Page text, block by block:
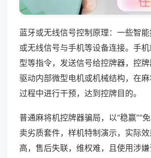
蓝牙或无线信号控制原理：一些智
或无线信号与手机等设备连接。手
型等指令，发送信号给控牌器，控
驱动内部微型电机或机械结构，在
过程中进行干预，达到控牌目的。
普通麻将机控牌器骗局，以“稳赢”“
卖劣质套件，样机特制演示，实际
高，售后失联，维权难，且使用涉